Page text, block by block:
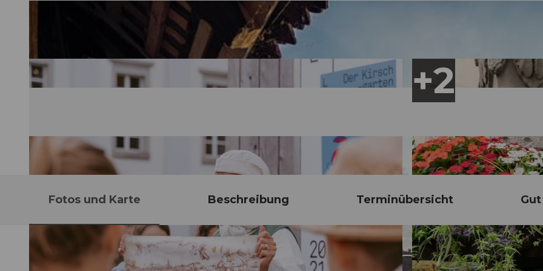
Fotos und Karte Beschreibung Terminübersicht